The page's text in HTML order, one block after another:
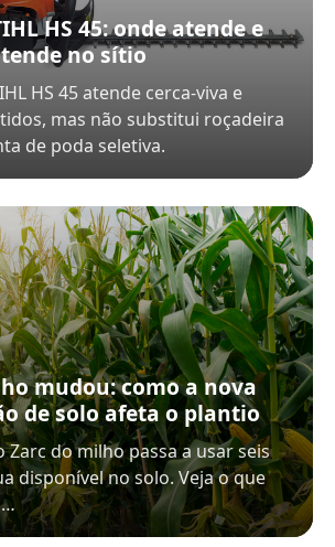
HS 45: onde atende e
no sítio
HS 45 atende cerca-viva e
mas não substitui roçadeira
de poda seletiva.
mudou: como a nova
de solo afeta o plantio
Zarc do milho passa a usar seis
disponível no solo. Veja o que